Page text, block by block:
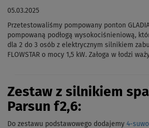
05.03.2025
Przetestowaliśmy pompowany ponton
pompowaną podłogą wysokociśnieniową,
dla 2 do 3 osób z elektrycznym silnikiem
FLOWSTAR o mocy 1,5 kW. Załoga w łodzi
Zestaw z silnikiem
Parsun f2,6:
Do zestawu podstawowego dodajemy 4-